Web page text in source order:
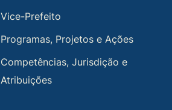
Vice-Prefeito
Programas, Projetos e Ações
Competências, Jurisdição e
Atribuições